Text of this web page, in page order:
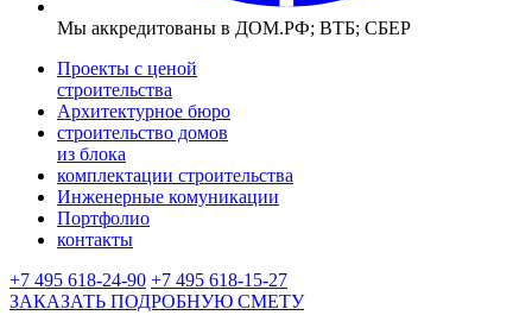
Мы аккредитованы в ДОМ.РФ; ВТБ; СБЕР
Проекты с ценой
строительства
Архитектурное бюро
строительство домов
из блока
комплектации строительства
Инженерные комуникации
Портфолио
контакты
+7 495 618-24-90 +7 495 618-15-27
ЗАКАЗАТЬ ПОДРОБНУЮ CМЕТУ